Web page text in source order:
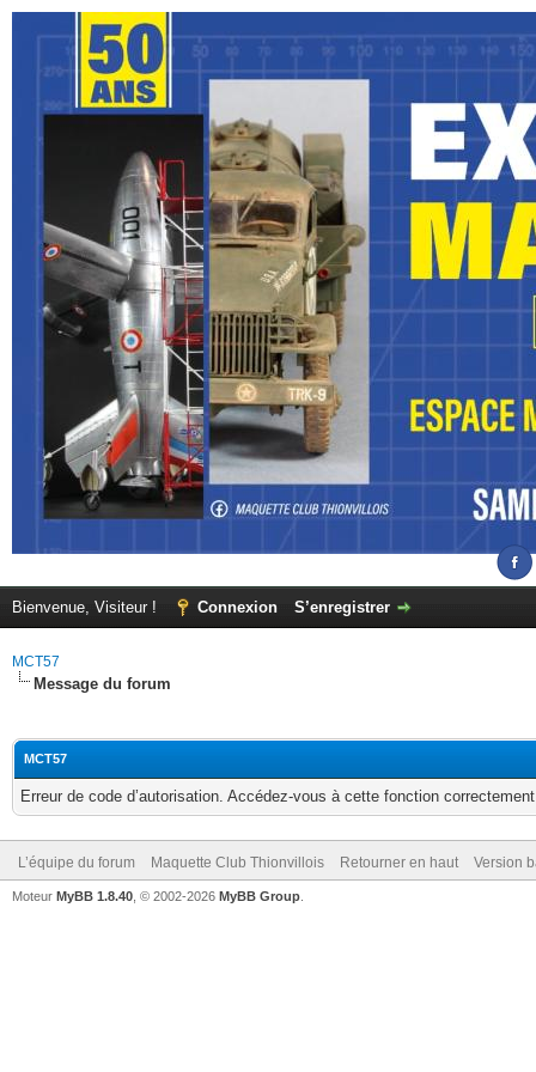
Bienvenue, Visiteur ! Connexion S’enregistrer
MCT57
Message du forum
MCT57
Erreur de code d’autorisation. Accédez-vous à cette fonction
L’équipe du forum Maquette Club Thionvillois Retourner en haut Version
Moteur MyBB 1.8.40 , © 2002-2026 MyBB Group